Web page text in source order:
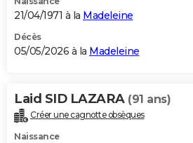
21/04/1971 à la Madeleine
Décès
05/05/2026 à la Madeleine
Laid SID LAZARA (91 ans)
Créer une cagnotte obsèques
Naissance